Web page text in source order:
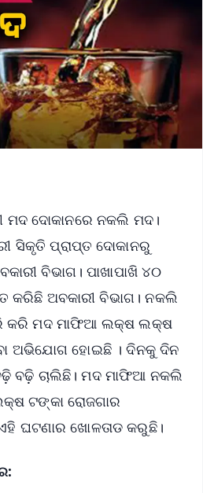
ମଦ ଦୋକାନରେ ନକଲି ମଦ।
ସିକୃତି ପ୍ରାପ୍ତ ଦୋକାନରୁ
ବିଭାଗ। ପାଖାପାଖି ୪୦
ଅବକାରୀ ବିଭାଗ। ନକଲି
କରି ମଦ ମାଫିଆ ଲକ୍ଷ ଲକ୍ଷ
ଅଭିଯୋଗ ହୋଇଛି । ଦିନକୁ ଦିନ
ବଢ଼ି ଚାଲିଛି। ମଦ ମାଫିଆ ନକଲି
ଟଙ୍କା ରୋଜଗାର
ଘଟଣାର ଖୋଳତାଡ କରୁଛି।